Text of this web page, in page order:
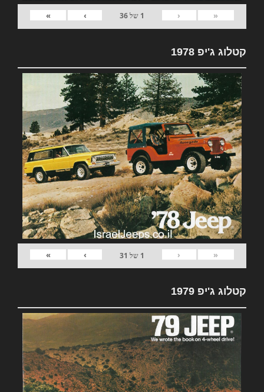
«
‹
1 של36
›
»
קטלוג ג'יפ 1978
«
‹
1 של 31
›
»
קטלוג ג'יפ 1979